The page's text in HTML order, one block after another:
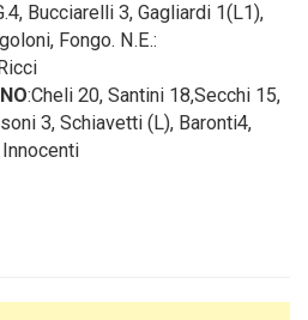
Bucciarelli 3, Gagliardi 1(L1),
Fongo. N.E.:
:Cheli 20, Santini 18,Secchi 15,
3, Schiavetti (L), Baronti4,